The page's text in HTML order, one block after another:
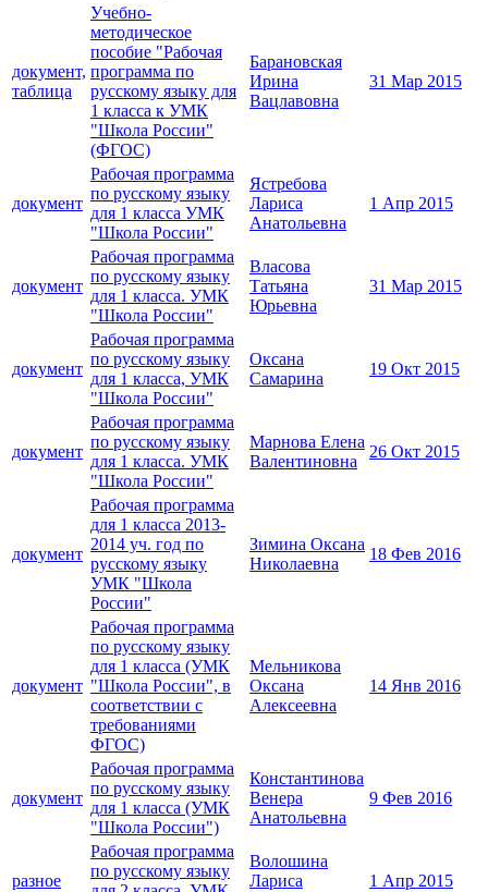
документ,
таблица
Учебно-
методическое
пособие "Рабочая
программа по
русскому языку для
1 класса к УМК
"Школа России"
(ФГОС)
Барановская
Ирина
Вацлавовна
31 Мар 2015
документ
Рабочая программа
по русскому языку
для 1 класса УМК
"Школа России"
Ястребова
Лариса
Анатольевна
1 Апр 2015
документ
Рабочая программа
по русскому языку
для 1 класса. УМК
"Школа России"
Власова
Татьяна
Юрьевна
31 Мар 2015
документ
Рабочая программа
по русскому языку
для 1 класса, УМК
"Школа России"
Оксана
Самарина
19 Окт 2015
документ
Рабочая программа
по русскому языку
для 1 класса. УМК
"Школа России"
Марнова Елена
Валентиновна
26 Окт 2015
документ
Рабочая программа
для 1 класса 2013-
2014 уч. год по
русскому языку
УМК "Школа
России"
Зимина Оксана
Николаевна
18 Фев 2016
документ
Рабочая программа
по русскому языку
для 1 класса (УМК
"Школа России", в
соответствии с
требованиями
ФГОС)
Мельникова
Оксана
Алексеевна
14 Янв 2016
документ
Рабочая программа
по русскому языку
для 1 класса (УМК
"Школа России")
Константинова
Венера
Анатольевна
9 Фев 2016
разное
Рабочая программа
по русскому языку
Волошина
Лариса
1 Апр 2015